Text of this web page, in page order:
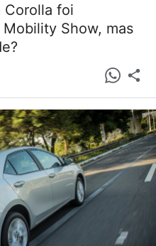
Corolla foi
Show, mas